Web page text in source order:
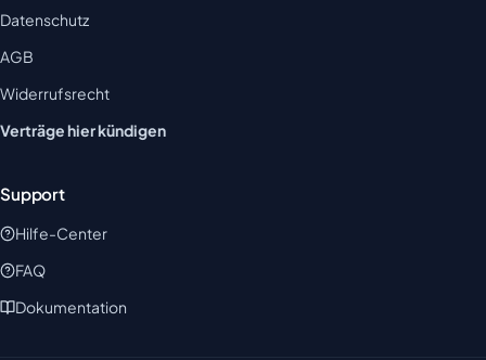
Datenschutz
AGB
Widerrufsrecht
Verträge hier kündigen
Support
Hilfe-Center
FAQ
Dokumentation